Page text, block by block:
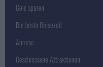
Geld sparen
Die beste Reisezeit
Anreise
Geschlossene Attraktionen